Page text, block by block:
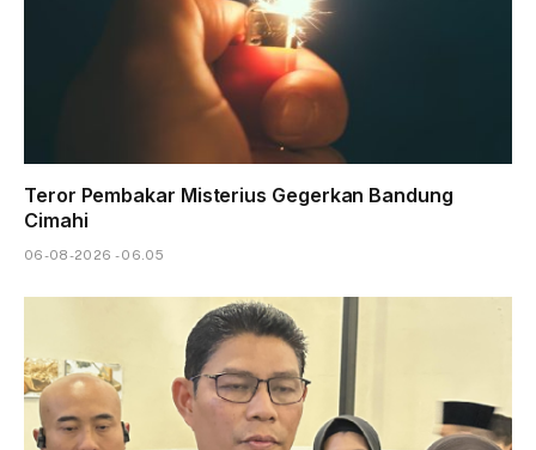
Teror Pembakar Misterius Gegerkan Bandung
Cimahi
06-08-2026 - 06.05